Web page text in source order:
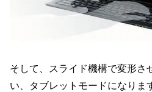
そして、スライド機構で変形さ
い、タブレットモードになりま